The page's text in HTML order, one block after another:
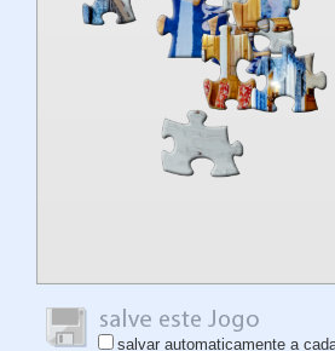
salvar automaticamente a